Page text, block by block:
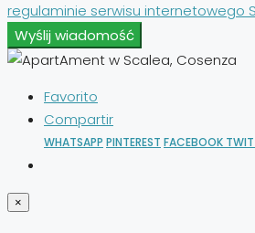
regulaminie serwisu internetowego
Wyślij wiadomość
Favorito
Compartir
WHATSAPP PINTEREST FACEBOOK
×